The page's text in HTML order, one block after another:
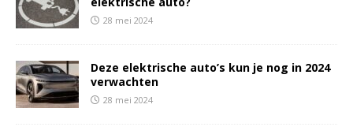
28 mei 2024
Deze elektrische auto’s kun je nog in 2024
verwachten
28 mei 2024